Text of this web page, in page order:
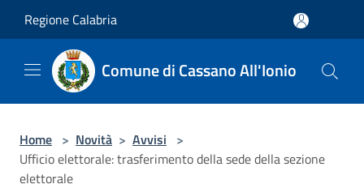
Regione Calabria
Comune di Cassano All'Ionio
Home > Novità > Avvisi >
Ufficio elettorale: trasferimento della sede della sezione
elettorale